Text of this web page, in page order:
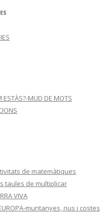
ESTÀS?-MUD DE MOTS
de matemàtiques
taules de multiplicar
VIVA
muntanyes, rius i costes